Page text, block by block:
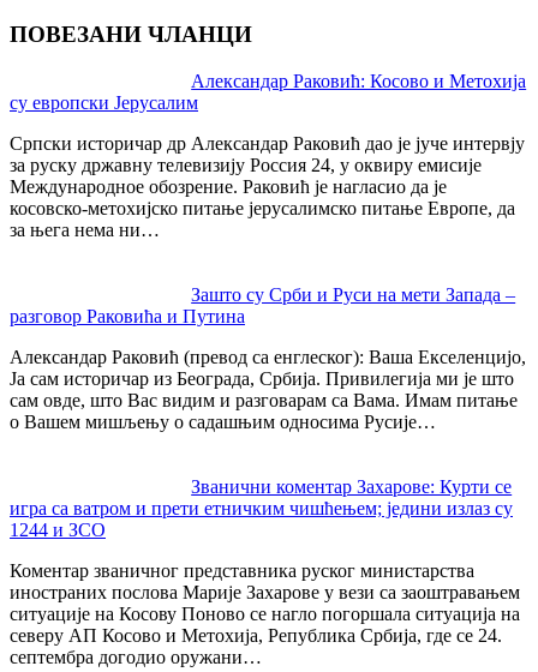
ПОВЕЗАНИ ЧЛАНЦИ
Александар Раковић: Косово и Метохија
су европски Јерусалим
Српски историчар др Александар Раковић дао је јуче интервју
за руску државну телевизију Россия 24, у оквиру емисије
Международное обозрение. Раковић је нагласио да је
косовско-метохијско питање јерусалимско питање Европе, да
за њега нема ни…
Зашто су Срби и Руси на мети Запада –
разговор Раковића и Путина
Александар Раковић (превод са енглеског): Ваша Екселенцијо,
Ја сам историчар из Београда, Србија. Привилегија ми је што
сам овде, што Вас видим и разговарам са Вама. Имам питање
о Вашем мишљењу о садашњим односима Русије…
Званични коментар Захарове: Курти се
игра са ватром и прети етничким чишћењем; једини излаз су
1244 и ЗСО
Коментар званичног представника руског министарства
иностраних послова Марије Захарове у вези са заоштравањем
ситуације на Косову Поново се нагло погоршала ситуација на
северу АП Косово и Метохија, Република Србија, где се 24.
септембра догодио оружани…
navigation